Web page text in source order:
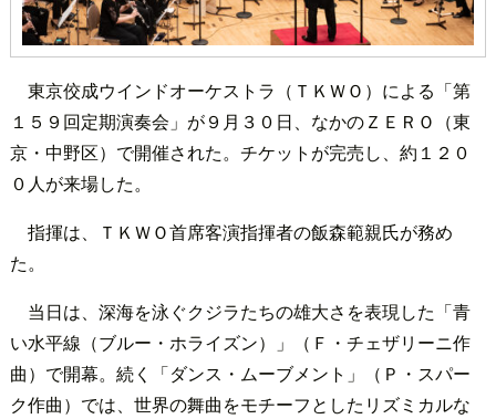
東京佼成ウインドオーケストラ（ＴＫＷＯ）による「第
１５９回定期演奏会」が９月３０日、なかのＺＥＲＯ（東
京・中野区）で開催された。チケットが完売し、約１２０
０人が来場した。
指揮は、ＴＫＷＯ首席客演指揮者の飯森範親氏が務め
た。
当日は、深海を泳ぐクジラたちの雄大さを表現した「青
い水平線（ブルー・ホライズン）」（Ｆ・チェザリーニ作
曲）で開幕。続く「ダンス・ムーブメント」（Ｐ・スパー
ク作曲）では、世界の舞曲をモチーフとしたリズミカルな